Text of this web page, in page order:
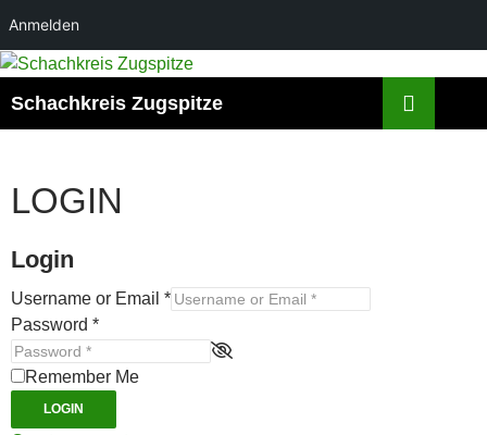
Anmelden
Zum
springen
Schachkreis Zugspitze
LOGIN
Login
Username or Email *
Password *
Remember Me
LOGIN